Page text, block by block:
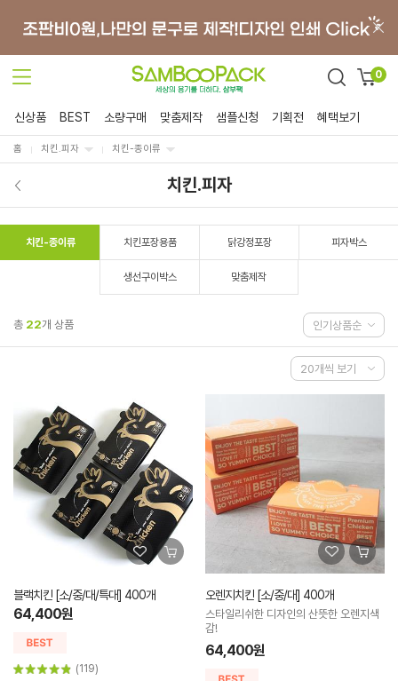
0
신상품 BEST 소량구매 맞춤제작 샘플신청 기획전 혜택보기
홈 치킨.피자 치킨-종이류
치킨.피자
치킨-종이류 치킨포장용품 닭강정포장 피자박스
생선구이박스 맞춤제작
총 22개 상품
블랙치킨 [소/중/대/특대] 400개
64,400원
(119)
오렌지치킨 [소/중/대] 400개
스타일리쉬한 디자인의 산뜻한 오렌지색
감!
64,400원